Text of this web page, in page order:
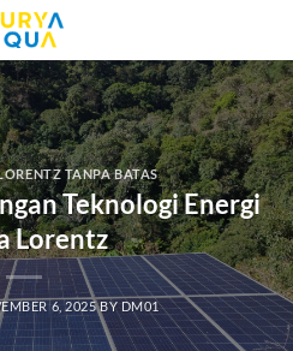
TANPA BATAS
Teknologi Energi
Lorentz
6, 2025BY DM01